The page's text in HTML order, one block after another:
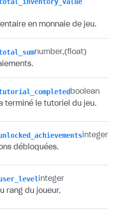
en monnaie de jeu.
number (float)
boolean
terminé le tutoriel du jeu.
integer
débloquées.
integer
rang du joueur.